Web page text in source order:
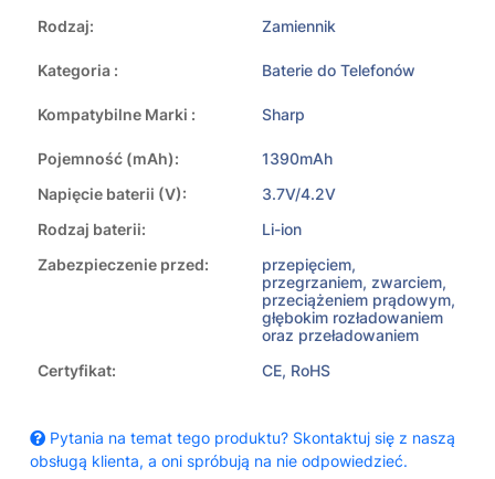
Rodzaj: Zamiennik
Kategoria : Baterie do Telefonów
Kompatybilne Marki : Sharp
Pojemność (mAh):
1390mAh
Napięcie baterii (V):
3.7V/4.2V
Rodzaj baterii:
Li-ion
Zabezpieczenie przed:
przepięciem,
przegrzaniem, zwarciem,
przeciążeniem prądowym,
głębokim rozładowaniem
oraz przeładowaniem
Certyfikat:
CE, RoHS
Pytania na temat tego produktu? Skontaktuj się z naszą
obsługą klienta, a oni spróbują na nie odpowiedzieć.